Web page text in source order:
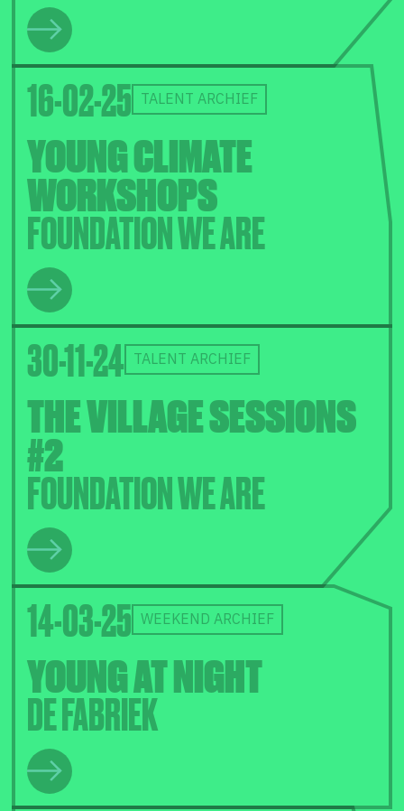
16-02-25 TALENT ARCHIEF
YOUNG CLIMATE
WORKSHOPS
FOUNDATION WE ARE
30-11-24 TALENT ARCHIEF
THE VILLAGE SESSIONS
#2
FOUNDATION WE ARE
14-03-25 WEEKEND ARCHIEF
YOUNG AT NIGHT
DE FABRIEK